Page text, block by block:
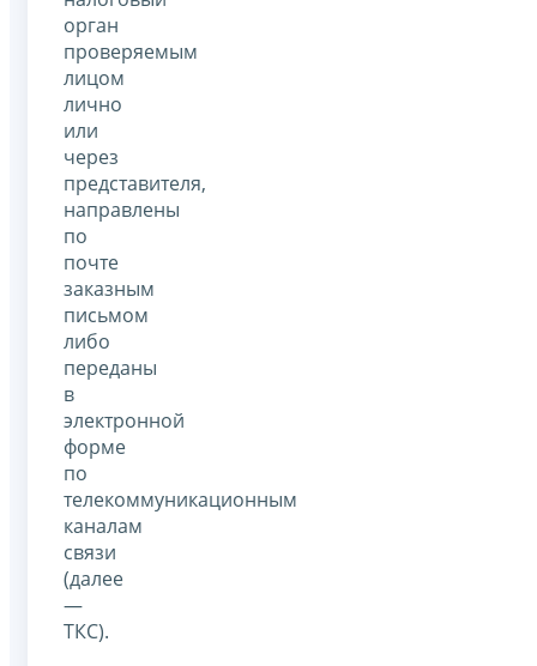
орган
проверяемым
лицом
лично
или
через
представителя,
направлены
по
почте
заказным
письмом
либо
переданы
в
электронной
форме
по
телекоммуникационным
каналам
связи
(далее
—
ТКС).